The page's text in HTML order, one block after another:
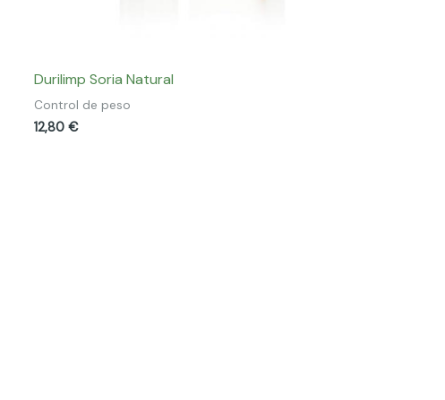
Durilimp Soria Natural
Control de peso
12,80€